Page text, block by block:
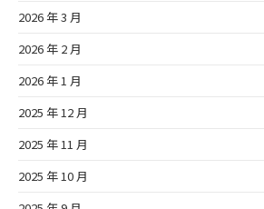
2026 年 3 月
2026 年 2 月
2026 年 1 月
2025 年 12 月
2025 年 11 月
2025 年 10 月